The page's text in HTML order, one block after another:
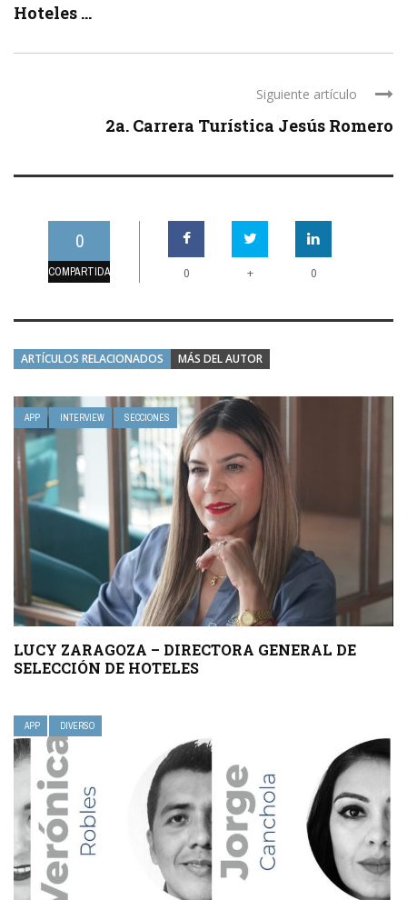
Hoteles ...
Siguiente artículo
2a. Carrera Turística Jesús Romero
0
COMPARTIDAS 0 + 0
ARTÍCULOS RELACIONADOS MÁS DEL AUTOR
APP INTERVIEW SECCIONES
LUCY ZARAGOZA – DIRECTORA GENERAL DE
SELECCIÓN DE HOTELES
APP DIVERSO